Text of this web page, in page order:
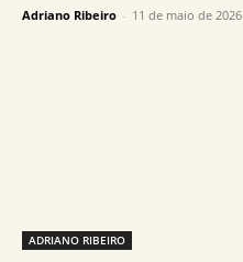
Adriano Ribeiro - 11 de maio de 2026
ADRIANO RIBEIRO